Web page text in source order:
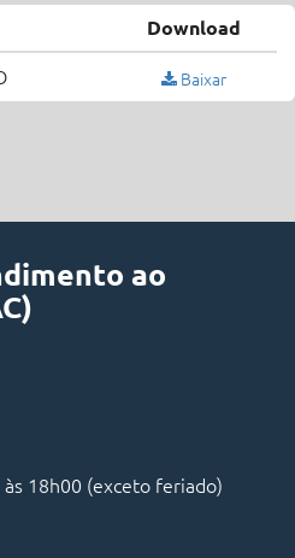
Download
Baixar
ao
às 18h00 (exceto feriado)